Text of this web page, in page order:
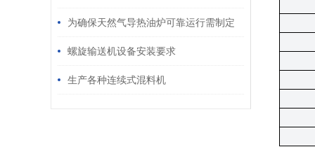
为确保天然气导热油炉可靠运行需制定
科学的定期维护保养方案
螺旋输送机设备安装要求
生产各种连续式混料机